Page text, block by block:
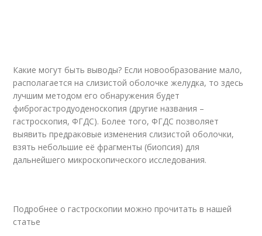
Какие могут быть выводы? Если новообразование мало,
располагается на слизистой оболочке желудка, то здесь
лучшим методом его обнаружения будет
фиброгастродуоденоскопия (другие названия –
гастроскопия, ФГДС). Более того, ФГДС позволяет
выявить предраковые изменения слизистой оболочки,
взять небольшие её фрагменты (биопсия) для
дальнейшего микроскопического исследования.
Подробнее о гастроскопии можно прочитать в нашей
статье